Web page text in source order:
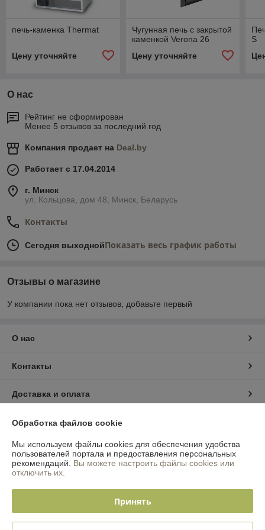
печь-каменка Thermat
Цену уточняйте
Чугунная печь с закрытой
каменкой Verona 26
Цену уточняйте
S
О нас
Рейтинг не сформирован
Менее 5 отзывов за последний год
Компания продает на Deal.by
Работает с 17.04.2014
г. Минск
ул. Кольцова, дом 48, Минск, Беларусь
Контакты
Сегодня выходнойПоказать весь график работы
Отзывы о магазине
У компании пока нет отзывов, добавьте первый
О нас
Контакты
Доставка и оплата
График работы
Полная версия сайта
Политика обработки cookies
Сайт создан на платформе Deal.by
Обработка файлов cookie
Мы используем файлы cookies для обеспечения удобства
пользователей портала и предоставления персональных
рекомендаций. Вы можете настроить файлы cookies или
отключить их.
Принять